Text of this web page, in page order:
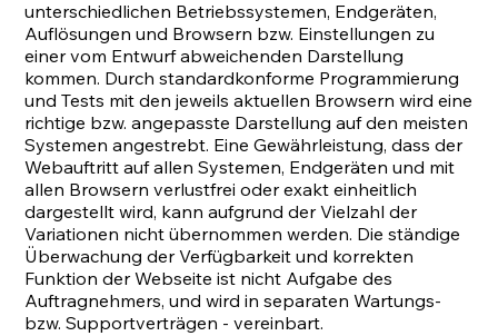
unterschiedlichen Betriebssystemen, Endgeräten,
Auflösungen und Browsern bzw. Einstellungen zu
einer vom Entwurf abweichenden Darstellung
kommen. Durch standardkonforme Programmierung
und Tests mit den jeweils aktuellen Browsern wird eine
richtige bzw. angepasste Darstellung auf den meisten
Systemen angestrebt. Eine Gewährleistung, dass der
Webauftritt auf allen Systemen, Endgeräten und mit
allen Browsern verlustfrei oder exakt einheitlich
dargestellt wird, kann aufgrund der Vielzahl der
Variationen nicht übernommen werden. Die ständige
Überwachung der Verfügbarkeit und korrekten
Funktion der Webseite ist nicht Aufgabe des
Auftragnehmers, und wird in separaten Wartungs-
bzw. Supportverträgen - vereinbart.